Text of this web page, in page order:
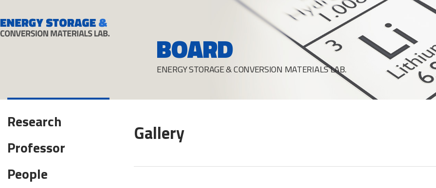
BOARD
ENERGY STORAGE & CONVERSION MATERIALS LAB.
Research
Professor
People
Gallery